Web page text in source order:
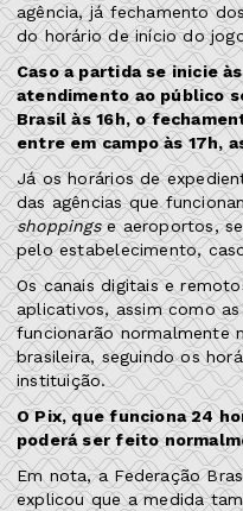
agência, já fechamento
do horário de início do
Caso a partida se inicie
atendimento ao público
Brasil às 16h, o
entre em campo às 17h,
Já os horários de
das agências que
shoppingse aeroportos,
pelo estabelecimento,
Os canais digitais e
aplicativos, assim como
funcionarão normalmente
brasileira, seguindo os
instituição.
O Pix, que funciona 24
poderá ser feito
Em nota, a Federação
explicou que a medida